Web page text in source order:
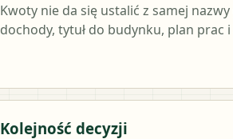
Kwoty nie da się ustalić z samej
dochody, tytuł do budynku, plan prac
Kolejność decyzji